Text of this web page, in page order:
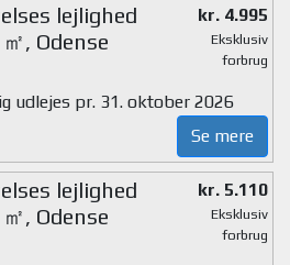
lejlighed
, Odense
kr. 4.995
Eksklusiv
forbrug
udlejes pr. 31. oktober 2026
Se mere
lejlighed
, Odense
kr. 5.110
Eksklusiv
forbrug